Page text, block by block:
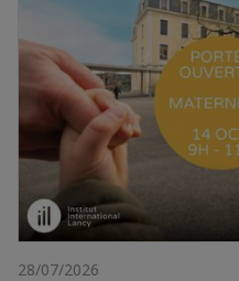
28/07/2026